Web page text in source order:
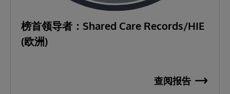
榜首领导者：Shared Care Records/HIE
(欧洲)
查阅报告